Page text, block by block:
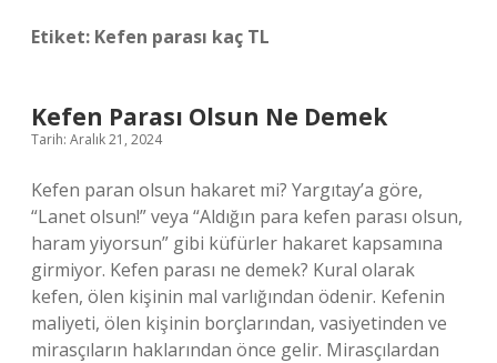
Etiket: Kefen parası kaç TL
Kefen Parası Olsun Ne Demek
Tarih: Aralık 21, 2024
Kefen paran olsun hakaret mi? Yargıtay’a göre,
“Lanet olsun!” veya “Aldığın para kefen parası olsun,
haram yiyorsun” gibi küfürler hakaret kapsamına
girmiyor. Kefen parası ne demek? Kural olarak
kefen, ölen kişinin mal varlığından ödenir. Kefenin
maliyeti, ölen kişinin borçlarından, vasiyetinden ve
mirasçıların haklarından önce gelir. Mirasçılardan